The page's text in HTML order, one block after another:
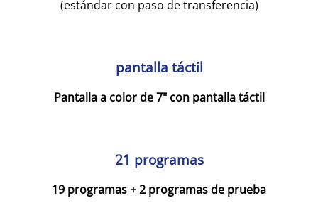
(estándar con paso de transferencia)
pantalla táctil
Pantalla a color de 7" con pantalla táctil
21 programas
19 programas + 2 programas de prueba